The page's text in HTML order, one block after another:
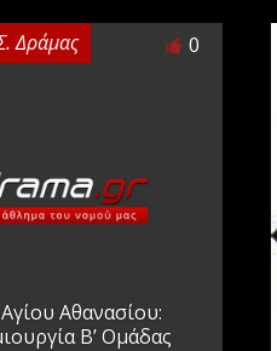
Δράμας 0
Αθανασίου:
Β’ Ομάδας